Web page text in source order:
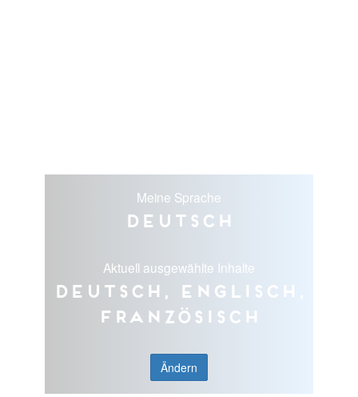
Meine Sprache
Deutsch
Aktuell ausgewählte Inhalte
Deutsch, Englisch,
Französisch
Ändern